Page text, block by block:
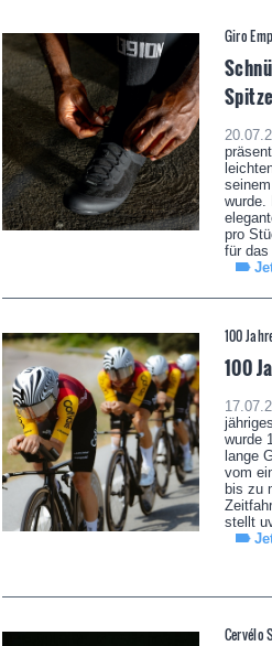
Giro
wurde.
pro
für
100
100
wurde
lange
vom
bis zu
stellt
Cervélo